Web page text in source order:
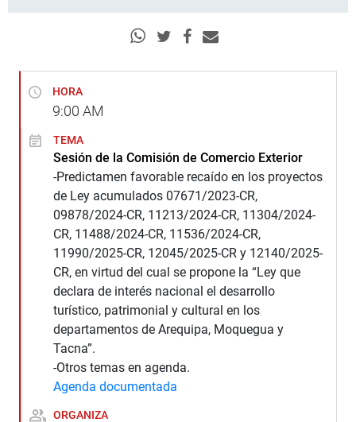
HORA
9:00 AM
TEMA
Sesión de la Comisión de Comercio Exterior
-Predictamen favorable recaído en los proyectos
de Ley acumulados 07671/2023-CR,
09878/2024-CR, 11213/2024-CR, 11304/2024-
CR, 11488/2024-CR, 11536/2024-CR,
11990/2025-CR, 12045/2025-CR y 12140/2025-
CR, en virtud del cual se propone la “Ley que
declara de interés nacional el desarrollo
turístico, patrimonial y cultural en los
departamentos de Arequipa, Moquegua y
Tacna”.
-Otros temas en agenda.
Agenda documentada
ORGANIZA